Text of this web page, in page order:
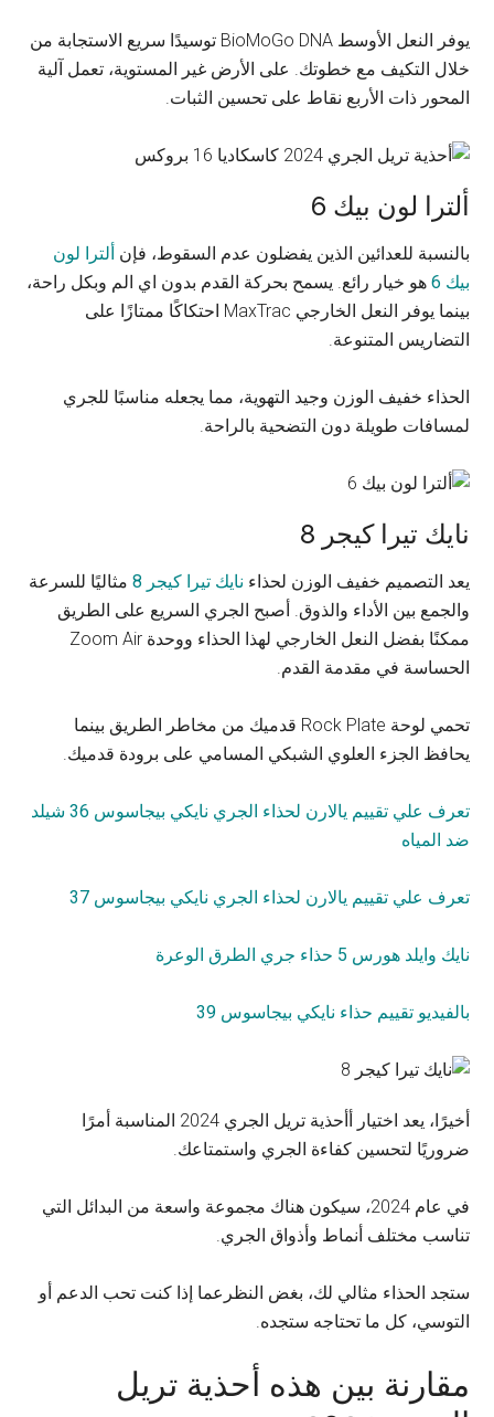
يوفر النعل الأوسط BioMoGo DNA توسيدًا سريع الاستجابة من
خلال التكيف مع خطوتك. على الأرض غير المستوية، تعمل آلية
المحور ذات الأربع نقاط على تحسين الثبات.
ألترا لون بيك 6
بالنسبة للعدائين الذين يفضلون عدم السقوط، فإن ألترا لون
بيك 6
هو خيار رائع. يسمح بحركة القدم بدون اي الم وبكل راحة،
بينما يوفر النعل الخارجي MaxTrac احتكاكًا ممتازًا على
التضاريس المتنوعة.
الحذاء خفيف الوزن وجيد التهوية، مما يجعله مناسبًا للجري
لمسافات طويلة دون التضحية بالراحة.
نايك تيرا كيجر 8
يعد التصميم خفيف الوزن لحذاء نايك تيرا كيجر 8
مثاليًا للسرعة
والجمع بين الأداء والذوق. أصبح الجري السريع على الطريق
ممكنًا بفضل النعل الخارجي لهذا الحذاء ووحدة Zoom Air
الحساسة في مقدمة القدم.
تحمي لوحة Rock Plate قدميك من مخاطر الطريق بينما
يحافظ الجزء العلوي الشبكي المسامي على برودة قدميك.
تعرف علي تقييم يالارن لحذاء الجري نايكي بيجاسوس 36 شيلد
ضد المياه
تعرف علي تقييم يالارن لحذاء الجري نايكي بيجاسوس 37
نايك وايلد هورس 5 حذاء جري الطرق الوعرة
بالفيديو تقييم حذاء نايكي بيجاسوس 39
أخيرًا، يعد اختيار أأحذية تريل الجري 2024 المناسبة أمرًا
ضروريًا لتحسين كفاءة الجري واستمتاعك.
في عام 2024، سيكون هناك مجموعة واسعة من البدائل التي
تناسب مختلف أنماط وأذواق الجري.
ستجد الحذاء مثالي لك، بغض النظرعما إذا كنت تحب الدعم أو
التوسي، كل ما تحتاجه ستجده.
مقارنة بين هذه أحذية تريل